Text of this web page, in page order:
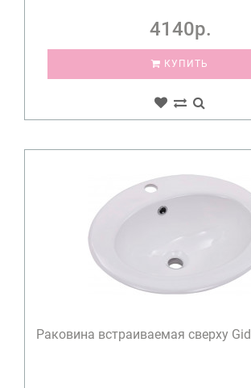
4140р.
КУПИТЬ
Раковина встраиваемая сверху